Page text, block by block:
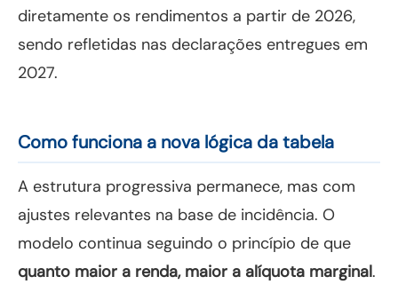
diretamente os rendimentos a partir de 2026,
sendo refletidas nas declarações entregues em
2027.
Como funciona a nova lógica da tabela
A estrutura progressiva permanece, mas com
ajustes relevantes na base de incidência. O
modelo continua seguindo o princípio de que
quanto maior a renda, maior a alíquota marginal.